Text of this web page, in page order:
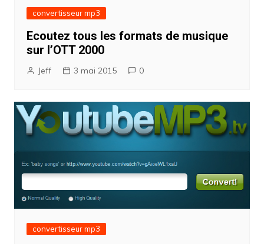
convertisseur mp3
Ecoutez tous les formats de musique
sur l’OTT 2000
Jeff 3 mai 2015 0
convertisseur mp3